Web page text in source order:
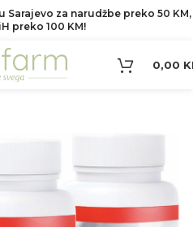
za narudžbe preko 50 KM,
preko 100 KM!
0,00